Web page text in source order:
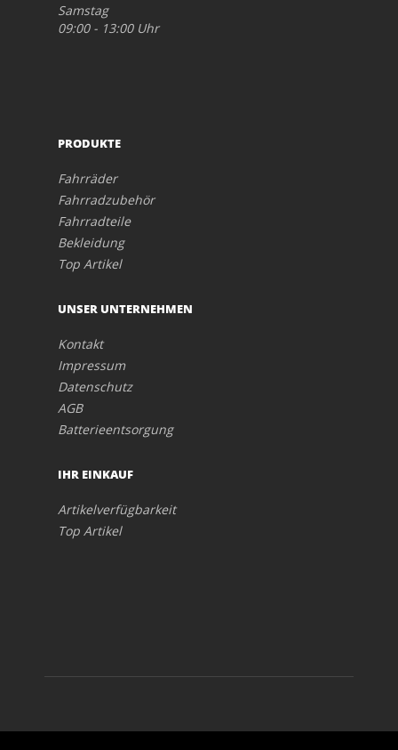
Samstag
09:00 - 13:00 Uhr
PRODUKTE
Fahrräder
Fahrradzubehör
Fahrradteile
Bekleidung
Top Artikel
UNSER UNTERNEHMEN
Kontakt
Impressum
Datenschutz
AGB
Batterieentsorgung
IHR EINKAUF
Artikelverfügbarkeit
Top Artikel